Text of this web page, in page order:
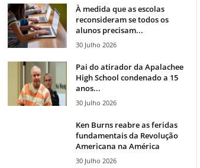
À medida que as escolas
reconsideram se todos os
alunos precisam...
30 Julho 2026
Pai do atirador da Apalachee
High School condenado a 15
anos...
30 Julho 2026
Ken Burns reabre as feridas
fundamentais da Revolução
Americana na América
30 Julho 2026